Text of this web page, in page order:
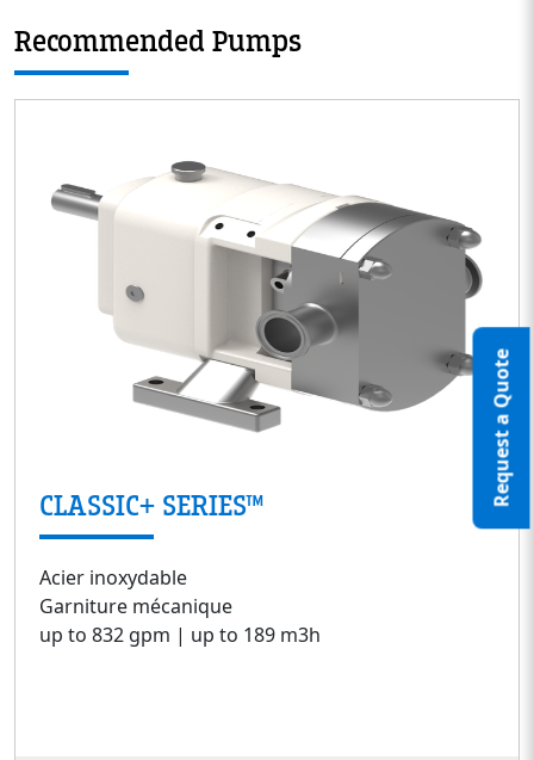
Request a Quote
Recommended Pumps
CLASSIC+ SERIES™
Acier inoxydable
Garniture mécanique
up to 832 gpm | up to 189 m3h